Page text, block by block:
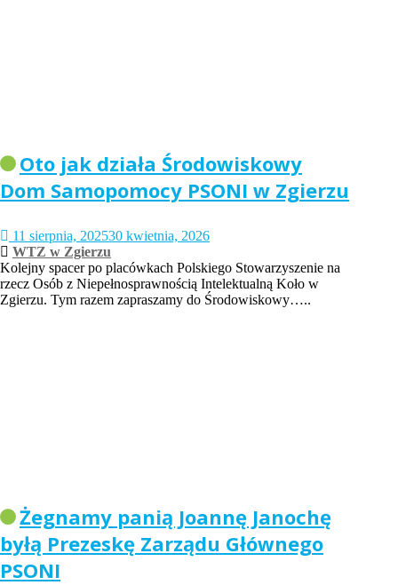
Oto jak działa Środowiskowy
Dom Samopomocy PSONI w Zgierzu
11 sierpnia, 202530 kwietnia, 2026
WTZ w Zgierzu
Kolejny spacer po placówkach Polskiego Stowarzyszenie na
rzecz Osób z Niepełnosprawnością Intelektualną Koło w
Zgierzu. Tym razem zapraszamy do Środowiskowy…..
Żegnamy panią Joannę Janochę
byłą Prezeskę Zarządu Głównego
PSONI